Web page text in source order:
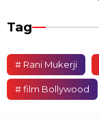
Tag
# Rani Mukerji
# film Bollywood